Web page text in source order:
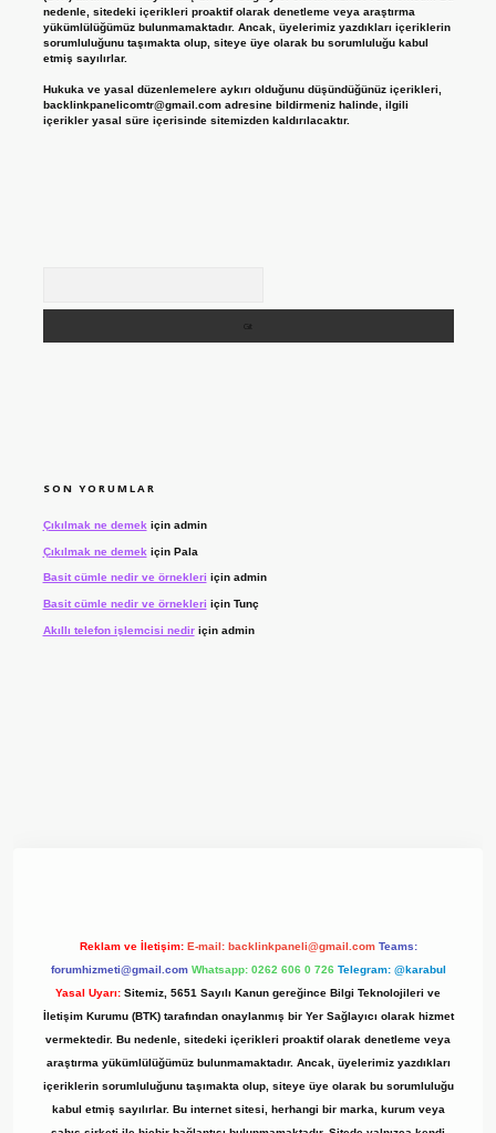
nedenle, sitedeki içerikleri proaktif olarak denetleme veya araştırma
yükümlülüğümüz bulunmamaktadır. Ancak, üyelerimiz yazdıkları içeriklerin
sorumluluğunu taşımakta olup, siteye üye olarak bu sorumluluğu kabul
etmiş sayılırlar.
Hukuka ve yasal düzenlemelere aykırı olduğunu düşündüğünüz içerikleri,
backlinkpanelicomtr@gmail.comadresine bildirmeniz halinde, ilgili
içerikler yasal süre içerisinde sitemizden kaldırılacaktır.
SON YORUMLAR
Çıkılmak ne demek için admin
Çıkılmak ne demek için Pala
Basit cümle nedir ve örnekleri için admin
Basit cümle nedir ve örnekleri için Tunç
Akıllı telefon işlemcisi nediriçin admin
Reklam ve İletişim: E-mail: backlinkpaneli@gmail.com Teams:
forumhizmeti@gmail.com Whatsapp: 0262 606 0 726 Telegram: @karabul
Yasal Uyarı: Sitemiz, 5651 Sayılı Kanun gereğince Bilgi Teknolojileri ve
İletişim Kurumu (BTK) tarafından onaylanmış bir Yer Sağlayıcı olarak hizmet
vermektedir. Bu nedenle, sitedeki içerikleri proaktif olarak denetleme veya
araştırma yükümlülüğümüz bulunmamaktadır. Ancak, üyelerimiz yazdıkları
içeriklerin sorumluluğunu taşımakta olup, siteye üye olarak bu sorumluluğu
kabul etmiş sayılırlar. Bu internet sitesi, herhangi bir marka, kurum veya